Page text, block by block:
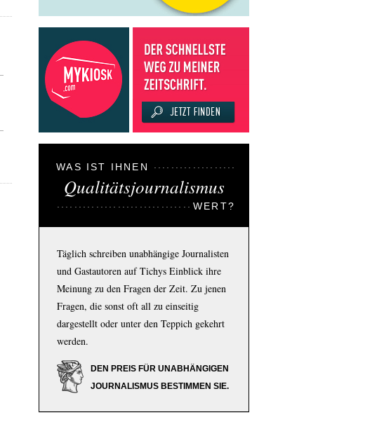
WAS IST IHNEN
Qualitätsjournalismus
WERT?
Täglich schreiben unabhängige Journalisten
und Gastautoren auf Tichys Einblick ihre
Meinung zu den Fragen der Zeit. Zu jenen
Fragen, die sonst oft all zu einseitig
dargestellt oder unter den Teppich gekehrt
werden.
DEN PREIS FÜR UNABHÄNGIGEN
JOURNALISMUS BESTIMMEN SIE.